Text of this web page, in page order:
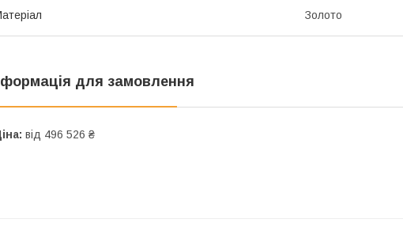
Золото
для замовлення
від 496 526 ₴